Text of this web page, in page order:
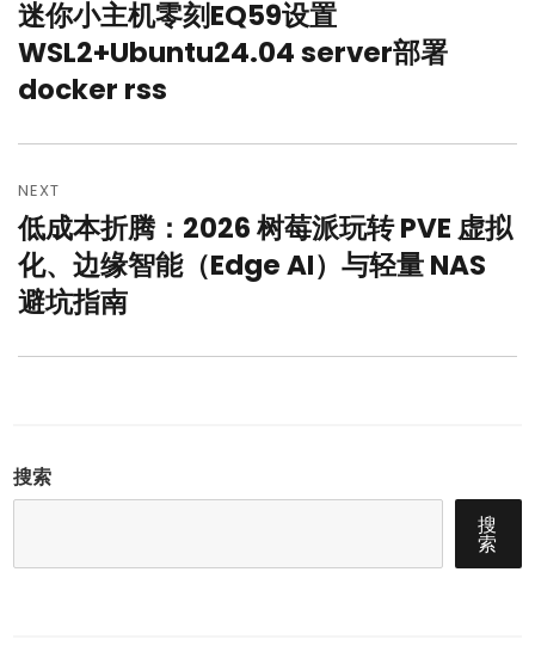
导
航
Previous
post:
迷你小主机零刻EQ59设置
WSL2+Ubuntu24.04 server部署
docker rss
NEXT
Next
post:
低成本折腾：2026 树莓派玩转 PVE 虚拟
化、边缘智能（Edge AI）与轻量 NAS
避坑指南
搜索
搜
索